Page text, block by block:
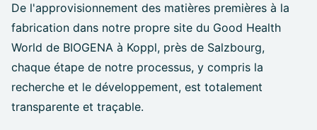
De l'approvisionnement des matières premières à la
fabrication dans notre propre site du Good Health
World de BIOGENA à Koppl, près de Salzbourg,
chaque étape de notre processus, y compris la
recherche et le développement, est totalement
transparente et traçable.